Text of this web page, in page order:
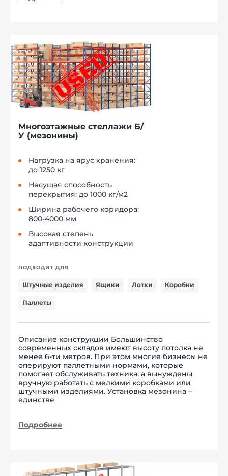
Многоэтажные стеллажи Б/
У (мезонины)
Нагрузка на ярус хранения:
до 1250 кг
Несущая способность
перекрытия: до 1000 кг/м2
Ширина рабочего коридора:
800-4000 мм
Высокая степень
адаптивности конструкции
ПОДХОДИТ ДЛЯ
Штучные изделия Ящики Лотки Коробки
Паллеты
Описание конструкции Большинство
современных складов имеют высоту потолка не
менее 6-ти метров. При этом многие бизнесы не
оперируют паллетными нормами, которые
помогает обслуживать техника, а вынуждены
вручную работать с мелкими коробками или
штучными изделиями. Установка мезонина –
единстве
Подробнее